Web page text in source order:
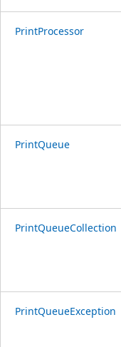
PrintProcessor
PrintQueue
PrintQueueCollection
PrintQueueException